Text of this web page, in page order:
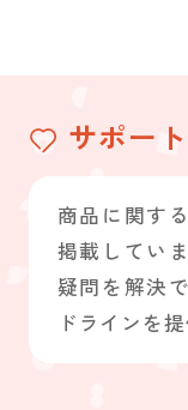
サポート
商品に関す
掲載してい
疑問を解決
ドラインを